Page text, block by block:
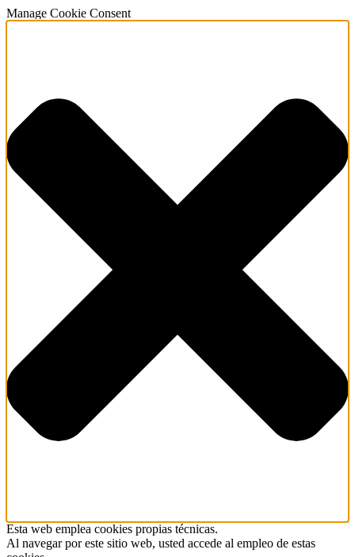
Manage Cookie Consent
Esta web emplea cookies propias técnicas.
Al navegar por este sitio web, usted accede al empleo de estas